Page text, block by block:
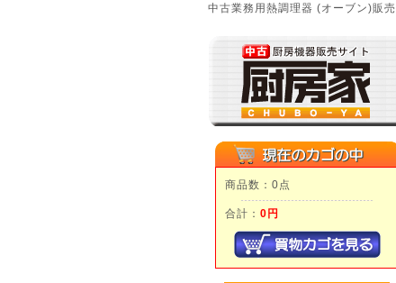
中古業務用熱調理器 (オーブン)販売
商品数：0点
合計： 0円